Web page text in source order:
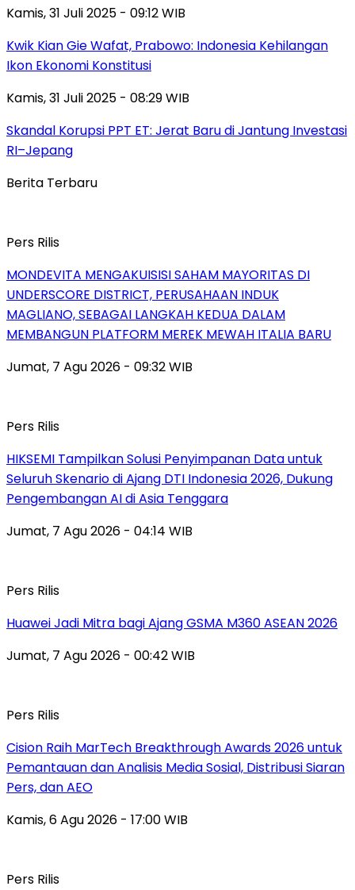
Kamis, 31 Juli 2025 - 09:12 WIB
Kwik Kian Gie Wafat, Prabowo: Indonesia Kehilangan
Ikon Ekonomi Konstitusi
Kamis, 31 Juli 2025 - 08:29 WIB
Skandal Korupsi PPT ET: Jerat Baru di Jantung Investasi
RI–Jepang
Berita Terbaru
Pers Rilis
MONDEVITA MENGAKUISISI SAHAM MAYORITAS DI
UNDERSCORE DISTRICT, PERUSAHAAN INDUK
MAGLIANO, SEBAGAI LANGKAH KEDUA DALAM
MEMBANGUN PLATFORM MEREK MEWAH ITALIA BARU
Jumat, 7 Agu 2026 - 09:32 WIB
Pers Rilis
HIKSEMI Tampilkan Solusi Penyimpanan Data untuk
Seluruh Skenario di Ajang DTI Indonesia 2026, Dukung
Pengembangan AI di Asia Tenggara
Jumat, 7 Agu 2026 - 04:14 WIB
Pers Rilis
Huawei Jadi Mitra bagi Ajang GSMA M360 ASEAN 2026
Jumat, 7 Agu 2026 - 00:42 WIB
Pers Rilis
Cision Raih MarTech Breakthrough Awards 2026 untuk
Pemantauan dan Analisis Media Sosial, Distribusi Siaran
Pers, dan AEO
Kamis, 6 Agu 2026 - 17:00 WIB
Pers Rilis